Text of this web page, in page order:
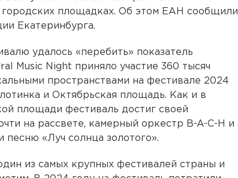
городских площадках. Об этом ЕАН сообщили
Екатеринбурга.
удалось «перебить» показатель
Music Night приняло участие 360 тысяч
пространствами на фестивале 2024
и Октябрьская площадь. Как и в
площади фестиваль достиг своей
на рассвете, камерный оркестр B-A-C-H и
песню «Луч солнца золотого».
из самых крупных фестивалей страны и